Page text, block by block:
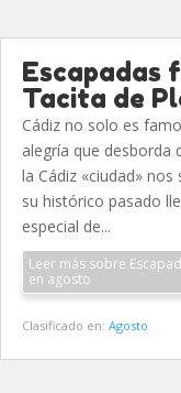
Escapadas
Tacita de
Cádiz no solo es
alegría que desborda
la Cádiz «ciudad»
su histórico pasado
especial de...
Leer más sobre
en agosto
Clasificado en: Agosto